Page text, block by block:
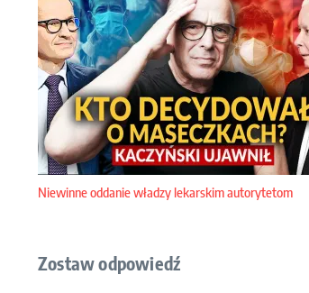
Niewinne oddanie władzy lekarskim autorytetom
Zostaw odpowiedź